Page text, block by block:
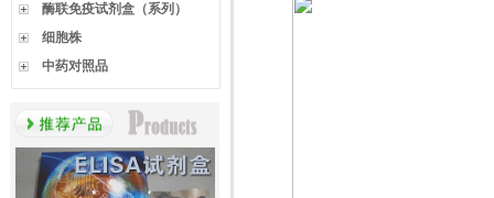
酶联免疫试剂盒（系列）
细胞株
中药对照品